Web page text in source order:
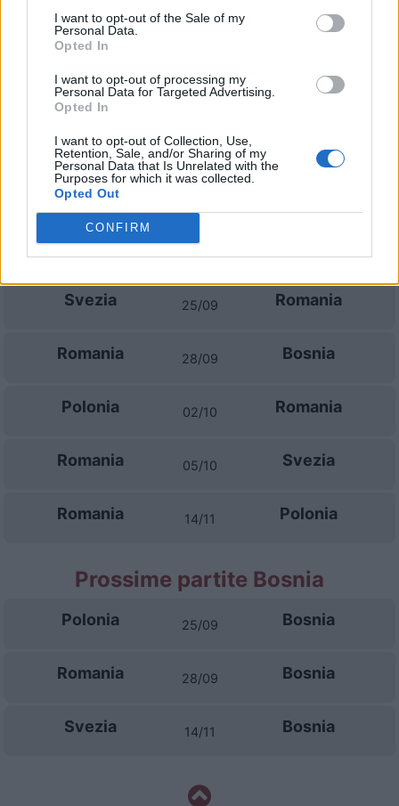
I want to opt-out of the Sale of my
Personal Data.
Opted In
I want to opt-out of processing my
Personal Data for Targeted Advertising.
Opted In
I want to opt-out of Collection, Use,
Retention, Sale, and/or Sharing of my
Personal Data that Is Unrelated with the
Purposes for which it was collected.
Opted Out
CONFIRM
2025 Bosnia Romania
2025 Romania 0-1 Bosnia
2022 Romania 4-1
2022 Bosnia
Prossime partite Romania
Svezia 25/09 Romania
Romania 28/09 Bosnia
Polonia 02/10 Romania
Romania 05/10 Svezia
Romania 14/11 Polonia
Prossime partite Bosnia
Polonia 25/09 Bosnia
Romania 28/09 Bosnia
Svezia 14/11 Bosnia